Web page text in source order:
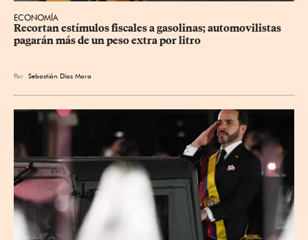
ECONOMÍA
Recortan estímulos fiscales a gasolinas; automovilistas
pagarán más de un peso extra por litro
Por Sebastián Díaz Mora